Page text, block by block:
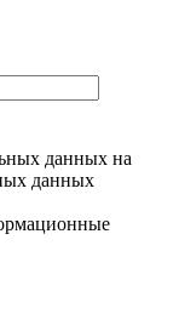
данных на
данных